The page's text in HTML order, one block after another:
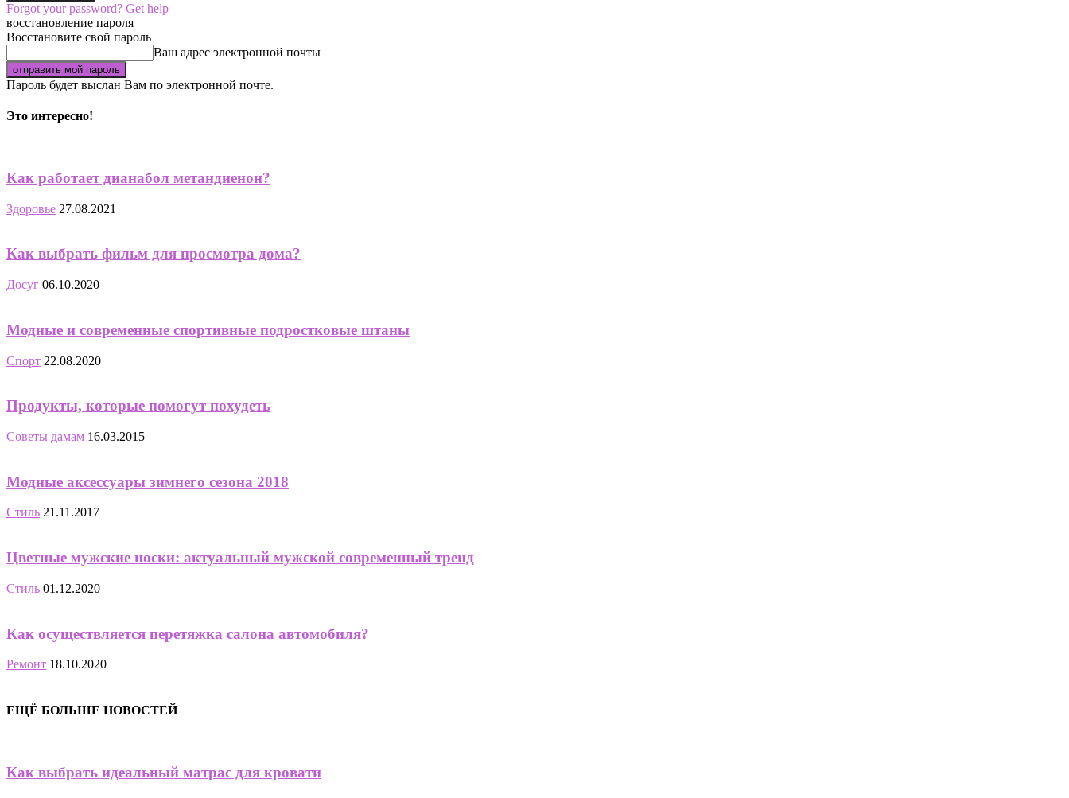
Forgot your password? Get help
восстановление пароля
Восстановите свой пароль
Ваш адрес электронной почты
Пароль будет выслан Вам по электронной почте.
Это интересно!
Как работает дианабол метандиенон?
Здоровье 27.08.2021
Как выбрать фильм для просмотра дома?
Досуг 06.10.2020
Модные и современные спортивные подростковые штаны
Спорт 22.08.2020
Продукты, которые помогут похудеть
Советы дамам 16.03.2015
Модные аксессуары зимнего сезона 2018
Стиль 21.11.2017
Цветные мужские носки: актуальный мужской современный тренд
Стиль 01.12.2020
Как осуществляется перетяжка салона автомобиля?
Ремонт 18.10.2020
ЕЩЁ БОЛЬШЕ НОВОСТЕЙ
Как выбрать идеальный матрас для кровати